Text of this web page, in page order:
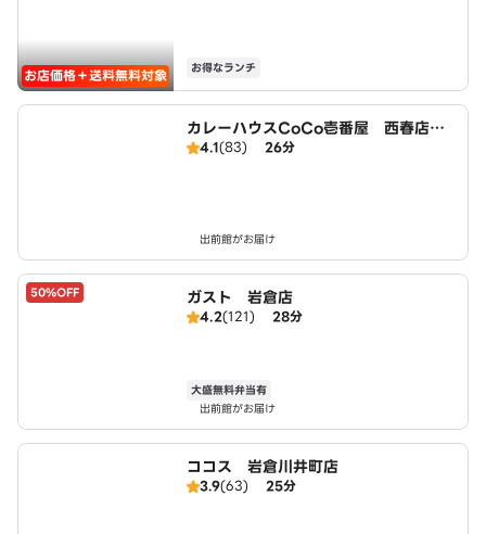
お店価格＋送料無料対象 お得なランチ
カレーハウスCoCo壱番屋 西春店（S
D）
4.1(83) 26分
出前館がお届け
50%OFF ガスト 岩倉店
4.2(121) 28分
大盛無料弁当有
出前館がお届け
ココス 岩倉川井町店
3.9(63) 25分